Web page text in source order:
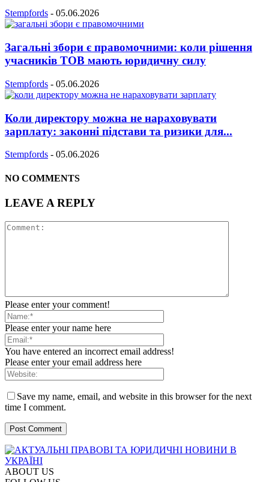
Stempfords - 05.06.2026
Загальні збори є правомочними: коли рішення
учасників ТОВ мають юридичну силу
Stempfords - 05.06.2026
Коли директору можна не нараховувати
зарплату: законні підстави та ризики для...
Stempfords - 05.06.2026
NO COMMENTS
LEAVE A REPLY
Please enter your comment!
Please enter your name here
You have entered an incorrect email address!
Please enter your email address here
Save my name, email, and website in this browser for the next
time I comment.
ABOUT US